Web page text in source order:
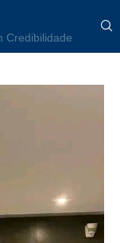
Credibilidade